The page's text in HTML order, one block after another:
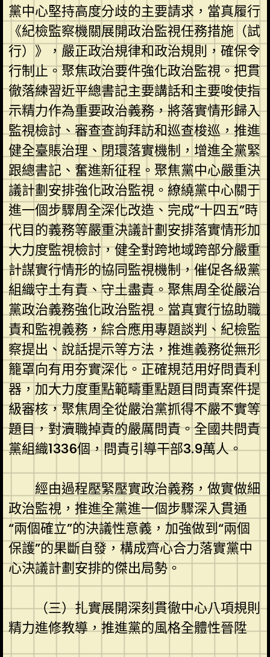
黨中心堅持高度分歧的主要請求，當真履行
《紀檢監察機關展開政治監視任務措施（試
行）》，嚴正政治規律和政治規則，確保令
行制止。聚焦政治要件強化政治監視。把貫
徹落練習近平總書記主要講話和主要唆使指
示精力作為重要政治義務，將落實情形歸入
監視檢討、審查查詢拜訪和巡查梭巡，推進
健全臺賬治理、閉環落實機制，增進全黨緊
跟總書記、奮進新征程。聚焦黨中心嚴重決
議計劃安排強化政治監視。繚繞黨中心關于
進一個步驟周全深化改造、完成“十四五”時
代目的義務等嚴重決議計劃安排落實情形加
大力度監視檢討，健全對跨地域跨部分嚴重
計謀實行情形的協同監視機制，催促各級黨
組織守土有責、守土盡責。聚焦周全從嚴治
黨政治義務強化政治監視。當真實行協助職
責和監視義務，綜合應用專題談判、紀檢監
察提出、說話提示等方法，推進義務從無形
籠罩向有用夯實深化。正確規范用好問責利
器，加大力度重點範疇重點題目問責案件提
級審核，聚焦周全從嚴治黨抓得不嚴不實等
題目，對瀆職掉責的嚴厲問責。全國共問責
黨組織1336個，問責引導干部3.9萬人。
經由過程壓緊壓實政治義務，做實做細
政治監視，推進全黨進一個步驟深入貫通
“兩個確立”的決議性意義，加強做到“兩個
保護”的果斷自發，構成齊心合力落實黨中
心決議計劃安排的傑出局勢。
（三）扎實展開深刻貫徹中心八項規則
精力進修教導，推進黨的風格全體性晉陞